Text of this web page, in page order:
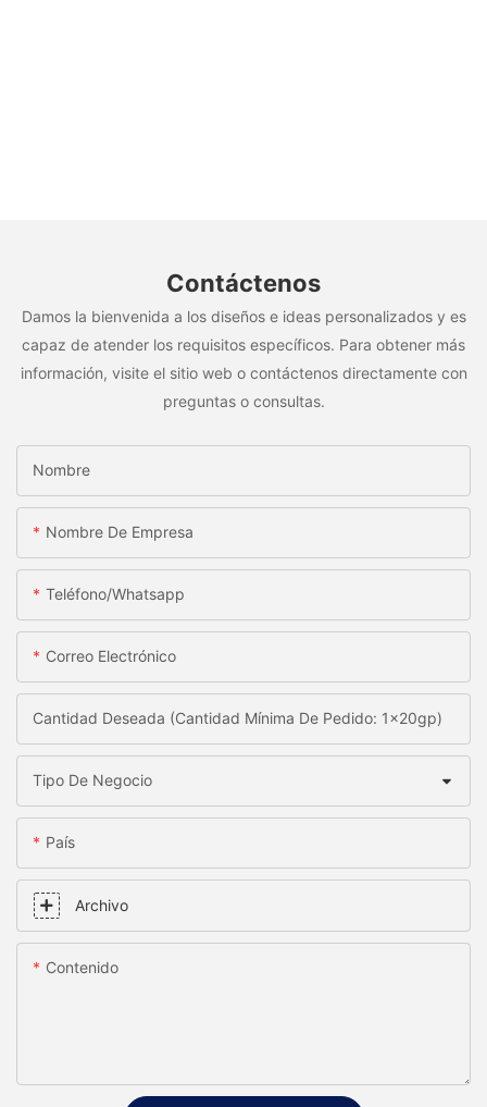
Contáctenos
Damos la bienvenida a los diseños e ideas personalizados y es
capaz de atender los requisitos específicos. Para obtener más
información, visite el sitio web o contáctenos directamente con
preguntas o consultas.
Nombre
Nombre De Empresa
Teléfono/whatsapp
Correo Electrónico
Cantidad Deseada (Cantidad Mínima De Pedido: 1x20gp)
Tipo De Negocio
País
Archivo
Contenido